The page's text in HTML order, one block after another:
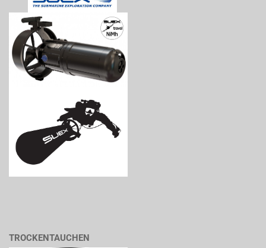
TROCKENTAUCHEN